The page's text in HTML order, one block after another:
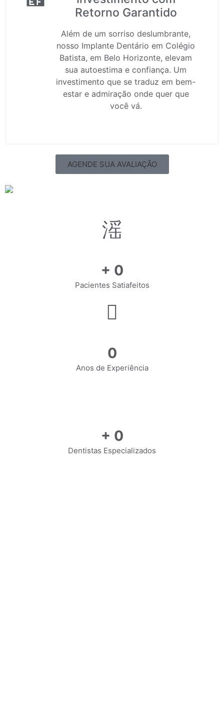
Retorno Garantido
Além de um sorriso deslumbrante,
nosso Implante Dentário em Colégio
Batista, em Belo Horizonte, elevam
sua autoestima e confiança. Um
investimento que se traduz em bem-
estar e admiração onde quer que
você vá.
AGENDE SUA AVALIAÇÃO
+ 0
Pacientes Satiafeitos
0
Anos de Experiência
+ 0
Dentistas Especializados